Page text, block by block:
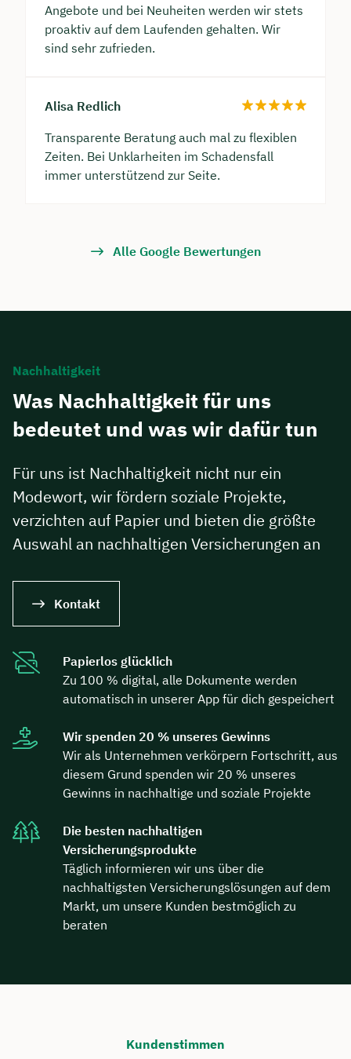
Angebote und bei Neuheiten werden wir stets
proaktiv auf dem Laufenden gehalten. Wir
sind sehr zufrieden.
Transparente Beratung auch mal zu flexiblen
Zeiten. Bei Unklarheiten im Schadensfall
immer unterstützend zur Seite.
Alisa Redlich
Alle Google Bewertungen
Nachhaltigkeit
Was Nachhaltigkeit für uns
bedeutet und was wir dafür tun
Für uns ist Nachhaltigkeit nicht nur ein
Modewort, wir fördern soziale Projekte,
verzichten auf Papier und bieten die größte
Auswahl an nachhaltigen Versicherungen an
Kontakt
Papierlos glücklich
Zu 100 % digital, alle Dokumente werden
automatisch in unserer App für dich gespeichert
Wir spenden 20 % unseres Gewinns
Wir als Unternehmen verkörpern Fortschritt, aus
diesem Grund spenden wir 20 % unseres
Gewinns in nachhaltige und soziale Projekte
Die besten nachhaltigen
Versicherungsprodukte
Täglich informieren wir uns über die
nachhaltigsten Versicherungslösungen auf dem
Markt, um unsere Kunden bestmöglich zu
beraten
Kundenstimmen